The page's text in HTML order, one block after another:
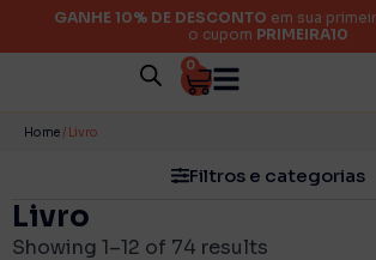
GANHE 10% DE DESCONTO em sua
o cupom PRIMEIRA10
0
Home / Livro
Filtros e categorias
Livro
Showing 1–12 of 74 results
Autor